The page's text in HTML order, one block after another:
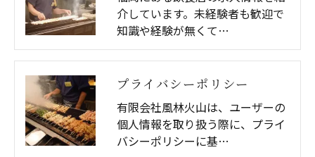
介しています。未経験者も歓迎で
知識や経験が無くて…
プライバシーポリシー
有限会社風林火山は、ユーザーの
個人情報を取り扱う際に、プライ
バシーポリシーに基…